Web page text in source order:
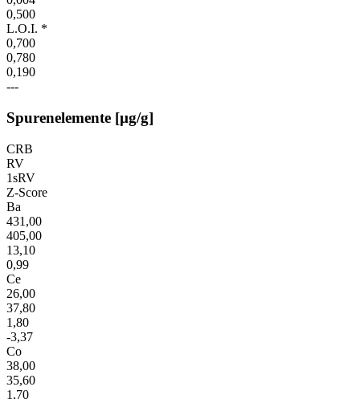
0,500
L.O.I. *
0,700
0,780
0,190
---
Spurenelemente [µg/g]
CRB
RV
1sRV
Z-Score
Ba
431,00
405,00
13,10
0,99
Ce
26,00
37,80
1,80
-3,37
Co
38,00
35,60
1,70